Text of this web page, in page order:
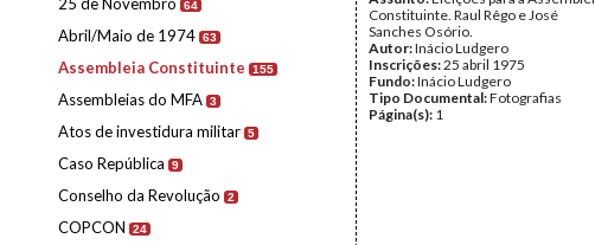
64
Abril/Maio de 1974 63
Assembleia Constituinte 155
Assembleias do MFA 3
Atos de investidura militar 5
Caso República 9
Conselho da Revolução 2
COPCON 24
Constituinte. Raul Rêgo e José
Sanches Osório.
Autor:Inácio Ludgero
Inscrições:25 abril 1975
Fundo:Inácio Ludgero
Tipo Documental:Fotografias
Página(s): 1